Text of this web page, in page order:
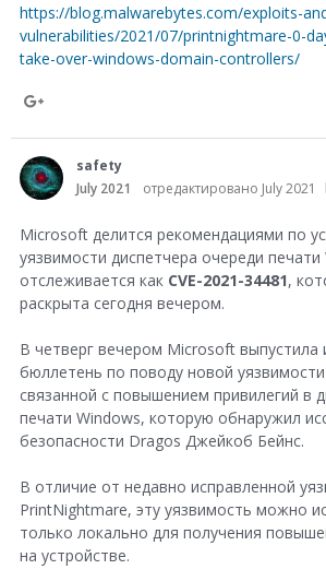
https://blog.malwarebytes.com/exploits-
vulnerabilities/2021/07/printnightmare-0-
take-over-windows-domain-controllers/
a
o
n
G
o
o
g
e
+
safety
July 2021
отредактировано July 2021
Microsoft делится рекомендациями по
уязвимости диспетчера очереди
отслеживается как CVE-2021-34481,
раскрыта сегодня вечером.
В четверг вечером Microsoft
бюллетень по поводу новой уязвимости
связанной с повышением привилегий в
печати Windows, которую обнаружил
безопасности Dragos Джейкоб Бейнс.
В отличие от недавно исправленной
PrintNightmare, эту уязвимость можно
только локально для получения
на устройстве.